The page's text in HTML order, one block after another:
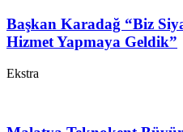
Başkan Karadağ “Biz
Hizmet Yapmaya Geldik”
Ekstra